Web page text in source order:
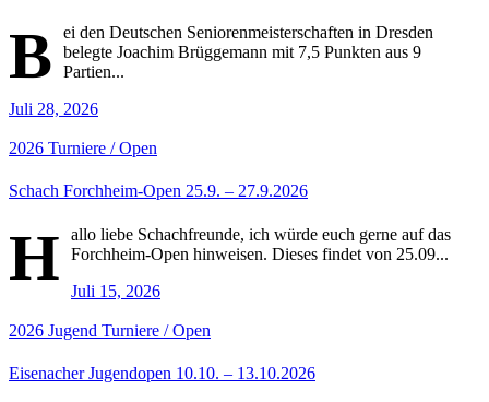
B
ei den Deutschen Seniorenmeisterschaften in Dresden
belegte Joachim Brüggemann mit 7,5 Punkten aus 9
Partien...
Juli 28, 2026
2026 Turniere / Open
Schach Forchheim-Open 25.9. – 27.9.2026
H
allo liebe Schachfreunde, ich würde euch gerne auf das
Forchheim-Open hinweisen. Dieses findet von 25.09...
Juli 15, 2026
2026 Jugend Turniere / Open
Eisenacher Jugendopen 10.10. – 13.10.2026